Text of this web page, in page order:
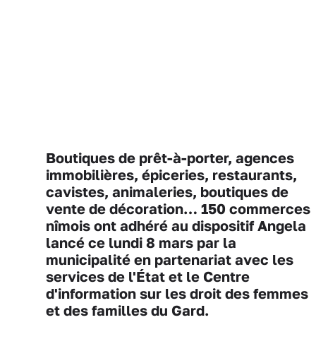
Boutiques de prêt-à-porter, agences
immobilières, épiceries, restaurants,
cavistes, animaleries, boutiques de
vente de décoration… 150 commerces
nîmois ont adhéré au dispositif Angela
lancé ce lundi 8 mars par la
municipalité en partenariat avec les
services de l'État et le Centre
d'information sur les droit des femmes
et des familles du Gard.